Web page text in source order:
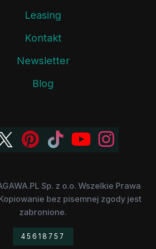
Leasing
Kontakt
Newsletter
Blog
Sp. z o.o. Wszelkie Prawa
bez pisemnej zgody jest
zabronione.
45618757